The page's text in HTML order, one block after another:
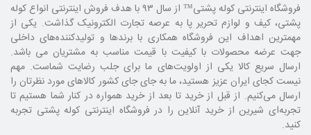
فروشگاه اینترنتی کوله پشتی
™ از سال ۹۳ با هدف فروش اینترنتی انواع کوله
پشتی، کیف و لوازم تحریر پا به عرصه تجارت الکترونیک گذاشت. یکی از
مهمترین اهداف این فروشگاه همکاری با برند‌ها و تولیدکننده‌های داخلی
جهت عرضه محصولات با کیفیت با قیمت مناسب به مشتریان می باشد.
ارسال سریع کالا یکی از اولویت‌های ما برای جلب رضایت شماست. مهم
نیست کجای ایران عزیز هستید، ما به جای جای کشور کالا‌های مورد نظرتان را
ارسال می‌کنیم. از قبل از خرید تا بعد از خرید همواره در کنار شما هستیم تا
تجربه‌ای شیرین از خرید آنلاین را در فروشگاه اینترنتی کوله پشتی تجربه
کنید.